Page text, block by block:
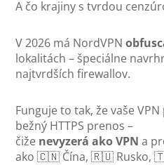
A čo krajiny s tvrdou
V 2026 má NordVPN
lokalitách – špeciálne
najtvrdších firewallov.
Funguje to tak, že vaše
bežný HTTPS prenos –
čiže nevyzerá ako VPN a
ako 🇨🇳 Čína, 🇷🇺 Rusko,